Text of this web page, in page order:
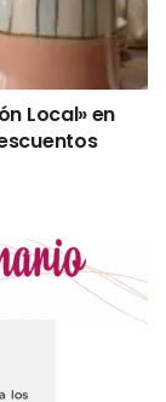
Local» en